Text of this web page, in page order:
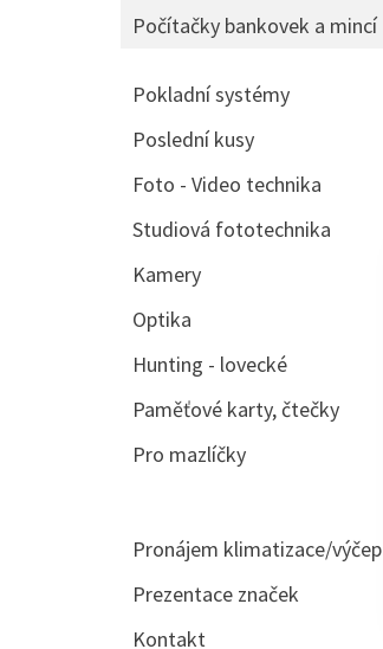
Počítačky bankovek a mincí
Pokladní systémy
Poslední kusy
Foto - Video technika
Studiová fototechnika
Kamery
Optika
Hunting - lovecké
Paměťové karty, čtečky
Pro mazlíčky
Pronájem klimatizace/výčep
Prezentace značek
Kontakt